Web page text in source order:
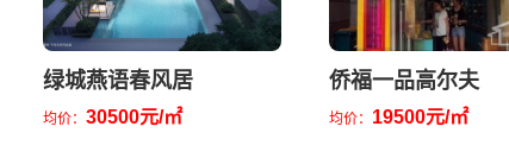
绿城燕语春风居
均价： 30500元/㎡
侨福一品高尔夫
均价： 19500元/㎡